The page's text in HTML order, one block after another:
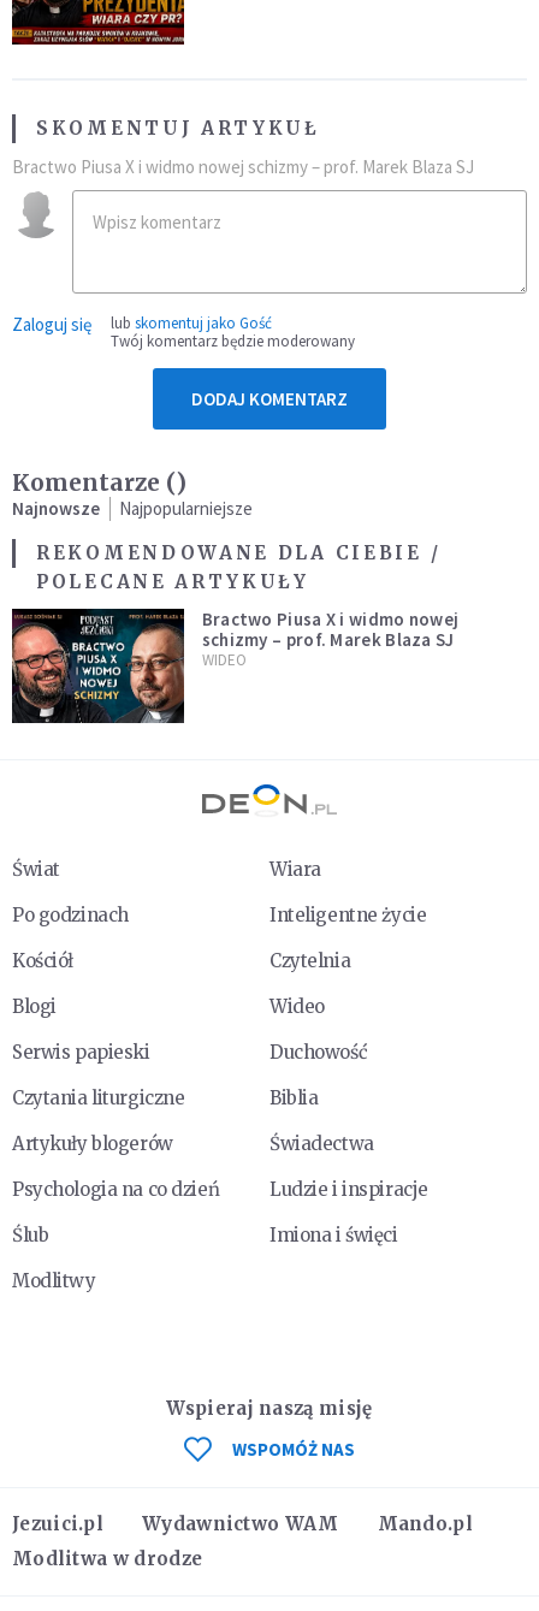
SKOMENTUJ ARTYKUŁ
Bractwo Piusa X i widmo nowej schizmy – prof. Marek Blaza SJ
Zaloguj się lub skomentuj jako Gość
Twój komentarz będzie moderowany
DODAJ KOMENTARZ
Komentarze ()
Najnowsze
Najpopularniejsze
REKOMENDOWANE DLA CIEBIE /
POLECANE ARTYKUŁY
Bractwo Piusa X i widmo nowej
schizmy – prof. Marek Blaza SJ
WIDEO
Świat
Wiara
Po godzinach
Inteligentne życie
Kościół
Czytelnia
Blogi
Wideo
Serwis papieski
Duchowość
Czytania liturgiczne
Biblia
Artykuły blogerów
Świadectwa
Psychologia na co dzień
Ludzie i inspiracje
Ślub
Imiona i święci
Modlitwy
Jezuici.pl Wydawnictwo WAM
Mando.pl
Modlitwa w drodze
Wspieraj naszą misję
WSPOMÓŻ NAS